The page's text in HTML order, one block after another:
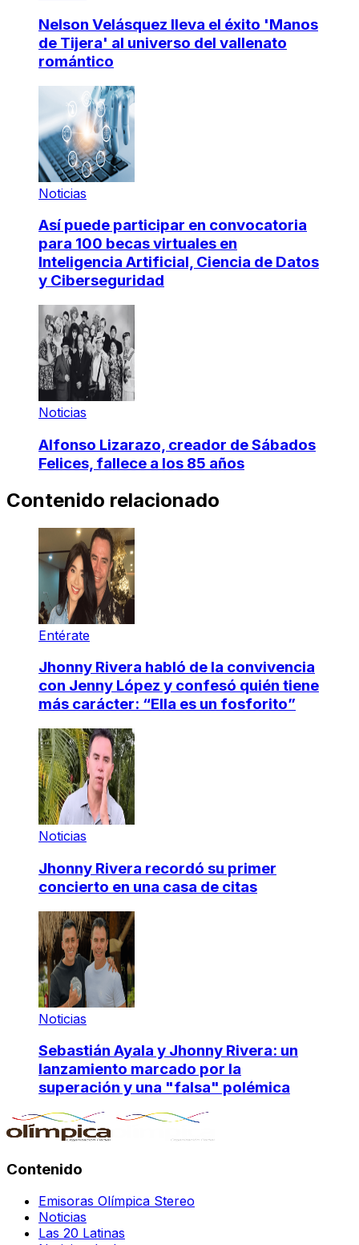
Nelson Velásquez lleva el éxito 'Manos
de Tijera' al universo del vallenato
romántico
Noticias
Así puede participar en convocatoria
para 100 becas virtuales en
Inteligencia Artificial, Ciencia de Datos
y Ciberseguridad
Noticias
Alfonso Lizarazo, creador de Sábados
Felices, fallece a los 85 años
Contenido relacionado
Entérate
Jhonny Rivera habló de la convivencia
con Jenny López y confesó quién tiene
más carácter: “Ella es un fosforito”
Noticias
Jhonny Rivera recordó su primer
concierto en una casa de citas
Noticias
Sebastián Ayala y Jhonny Rivera: un
lanzamiento marcado por la
superación y una "falsa" polémica
Contenido
Emisoras Olímpica Stereo
Noticias
Las 20 Latinas